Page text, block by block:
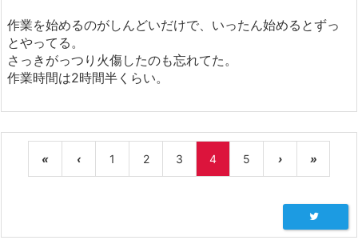
作業を始めるのがしんどいだけで、いったん始めるとずっ
とやってる。
さっきがっつり火傷したのも忘れてた。
作業時間は2時間半くらい。
« ‹ 1 2 3 4 5 › »